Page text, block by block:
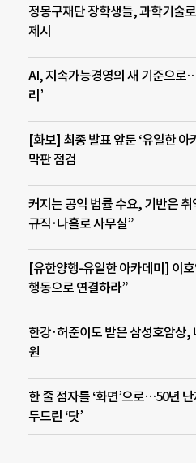
정몽구재단 장학생들, 과학기술로
제시
AI, 지속가능경영의 새 기준으로
리’
[화보] 최종 발표 앞둔 ‘유일한 아
막판 점검
커지는 공익 법률 수요, 기반은
규직·나홀로 사무실”
[유한양행-유일한 아카데미] 이
행동으로 연결하라”
한강·허준이도 받은 삼성호암상,
원
한 줄 점자를 ‘화면’으로…50년
두드린 ‘닷’